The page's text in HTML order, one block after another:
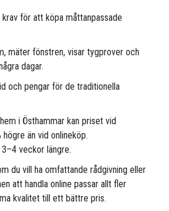
för att köpa måttanpassade
mäter fönstren, visar tygprover och
dagar.
och pengar för de traditionella
i Östhammar kan priset vid
än vid onlineköp.
veckor längre.
du vill ha omfattande rådgivning eller
att handla online passar allt fler
kvalitet till ett bättre pris.